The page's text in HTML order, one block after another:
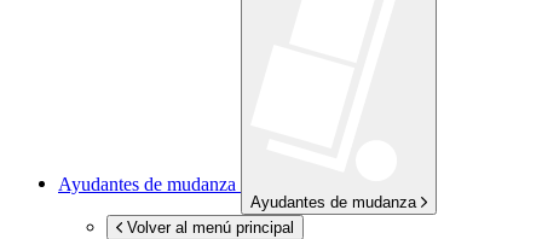
Ayudantes de mudanza
Ayudantes de mudanza
Volver al menú principal